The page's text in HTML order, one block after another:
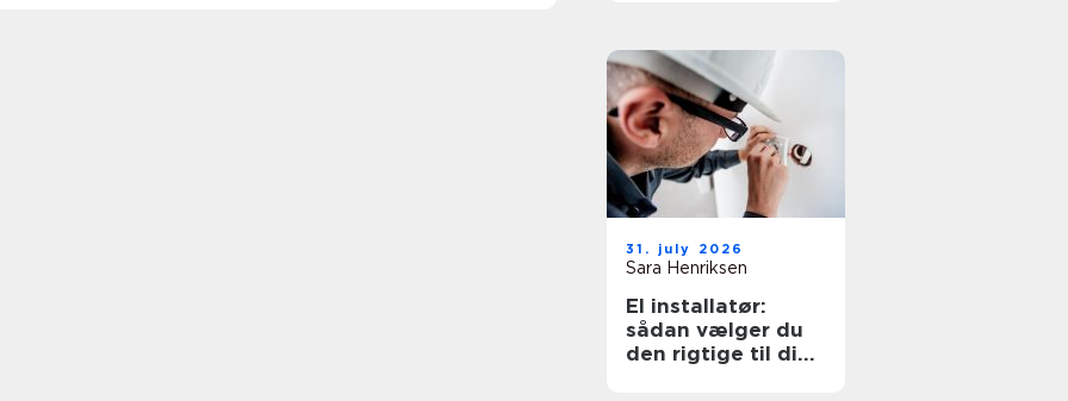
31. july 2026
Sara Henriksen
El installatør:
sådan vælger du
den rigtige til dine